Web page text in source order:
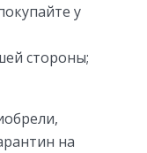
у
стороны;
на